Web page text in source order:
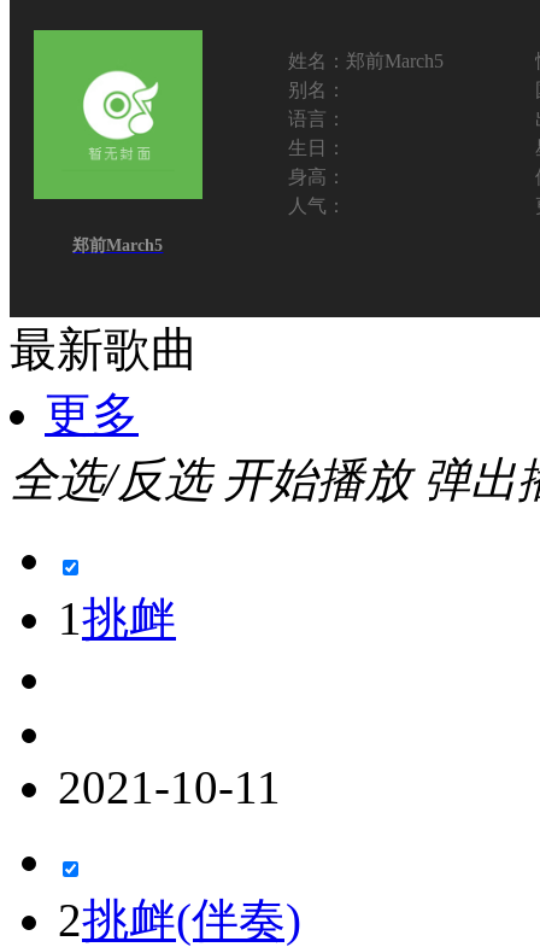
郑前March5
姓名： 郑前March5
别名：
语言：
生日：
身高：
人气：
最新歌曲
更多
全选/反选 开始播放 弹出
1挑衅
2021-10-11
2挑衅(伴奏)